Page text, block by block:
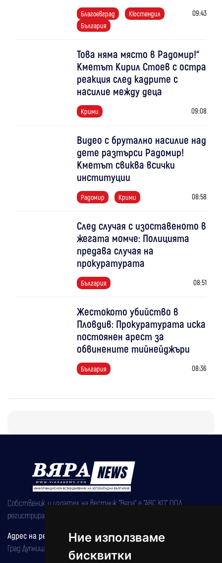
Ние използваме
бисквитки
Благоевград
Кюстендил
България
09:43
Това няма място в Радомир!“
Кметът Кирил Стоев с остра
реакция след кадрите с
насилие между деца
Крими 09:08
Видео с брутално насилие над
дете разтърси Радомир!
Кметът свиква всички
институции
Радомир Крими 08:58
След случая с изоставеното в
жегата момче: Полицията
предава случая на
прокуратурата
България 08:51
Жестокото убийство в
Пловдив: Прокуратурата иска
постоянен арест за
обвинените тийнейджъри
България 08:36
Собственик и издател на вестник "Вяра" е "АВС КО" ООД,
регистрирана на 08.05.2002 година.
Адрес на редакцията
Град Дупница, ул.''Христо Ботев" 43